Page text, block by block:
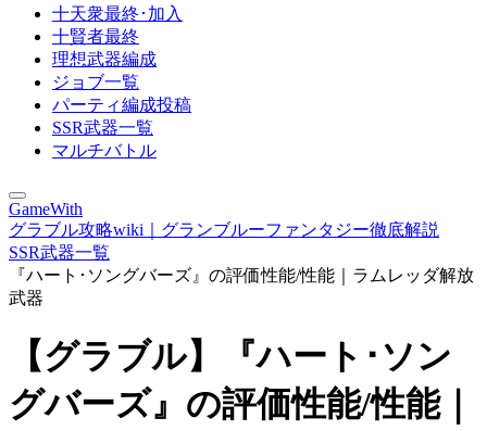
十天衆最終･加入
十賢者最終
理想武器編成
ジョブ一覧
パーティ編成投稿
SSR武器一覧
マルチバトル
GameWith
グラブル攻略wiki｜グランブルーファンタジー徹底解説
SSR武器一覧
『ハート･ソングバーズ』の評価性能/性能｜ラムレッダ解放
武器
【グラブル】『ハート･ソン
グバーズ』の評価性能/性能｜